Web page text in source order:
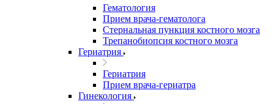
Гематология
Прием врача-гематолога
Стернальная пункция костного мозга
Трепанобиопсия костного мозга
Гериатрия
Гериатрия
Прием врача-гериатра
Гинекология